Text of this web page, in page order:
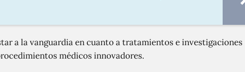
a la vanguardia en cuanto a tratamientos e investigaciones
médicos innovadores.